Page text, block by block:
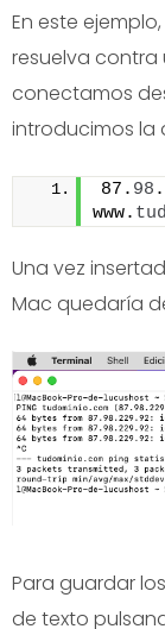
En este
resuelva contra
conectamos
introducimos la
87. 98 .
www.
Una vez
Mac quedaría
Para guardar
de texto